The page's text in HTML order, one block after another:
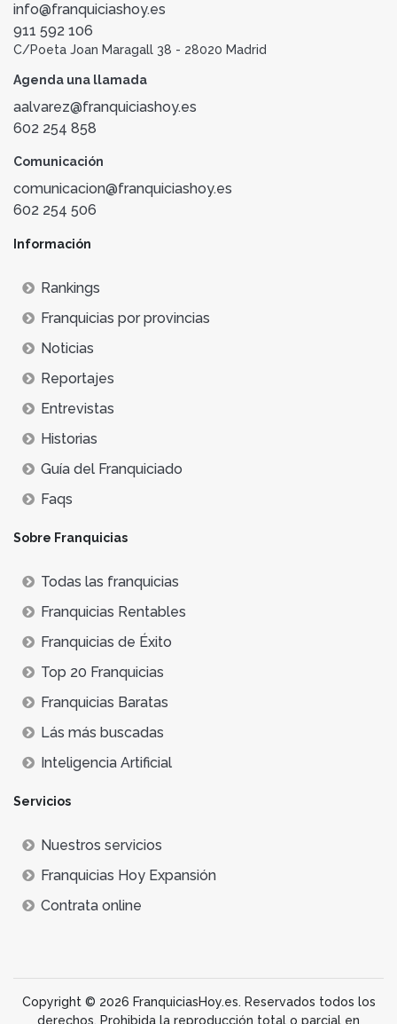
info@franquiciashoy.es
911 592 106
C/Poeta Joan Maragall 38 - 28020 Madrid
Agenda una llamada
aalvarez@franquiciashoy.es
602 254 858
Comunicación
comunicacion@franquiciashoy.es
602 254 506
Información
Rankings
Franquicias por provincias
Noticias
Reportajes
Entrevistas
Historias
Guía del Franquiciado
Faqs
Sobre Franquicias
Todas las franquicias
Franquicias Rentables
Franquicias de Éxito
Top 20 Franquicias
Franquicias Baratas
Lás más buscadas
Inteligencia Artificial
Servicios
Nuestros servicios
Franquicias Hoy Expansión
Contrata online
Copyright © 2026 FranquiciasHoy.es. Reservados todos los
derechos. Prohibida la reproducción total o parcial en